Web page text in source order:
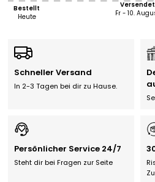
Bestellt
Heute
Versendet
Fr - 10.
Schneller Versand
In 2-3 Tagen bei dir zu Hause.
Persönlicher Service 24/7
Steht dir bei Fragen zur Seite